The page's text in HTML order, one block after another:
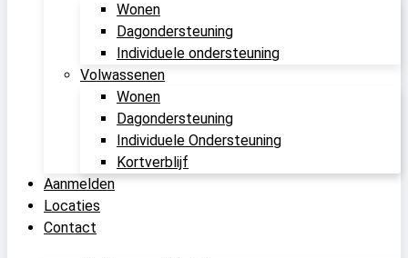
Wonen
Dagondersteuning
Individuele ondersteuning
Volwassenen
Wonen
Dagondersteuning
Individuele Ondersteuning
Kortverblijf
Aanmelden
Locaties
Contact